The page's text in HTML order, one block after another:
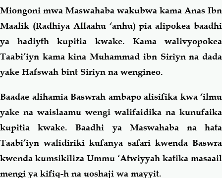
Miongoni mwa Maswahaba wakubwa kama Anas Ibn
Maalik (Radhiya Allaahu ‘anhu) pia alipokea baadhi
ya hadiyth kupitia kwake. Kama walivyopokea
Taabi’iyn kama kina Muhammad ibn Siriyn na dada
yake Hafswah bint Siriyn na wengineo.
Baadae alihamia Baswrah ambapo alisifika kwa ‘ilmu
yake na waislaamu wengi walifaidika na kunufaika
kupitia kwake. Baadhi ya Maswahaba na hata
Taabi’iyn walidiriki kufanya safari kwenda Baswra
kwenda kumsikiliza Ummu ‘Atwiyyah katika masaail
mengi ya kifiq-h na uoshaji wa mayyit.